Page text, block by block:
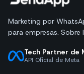
Marketing por
para empresas. Sobre
Tech Partner de
API Oficial de Meta